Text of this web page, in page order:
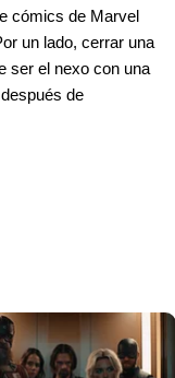
cómics de Marvel
un lado, cerrar una
ser el nexo con una
de